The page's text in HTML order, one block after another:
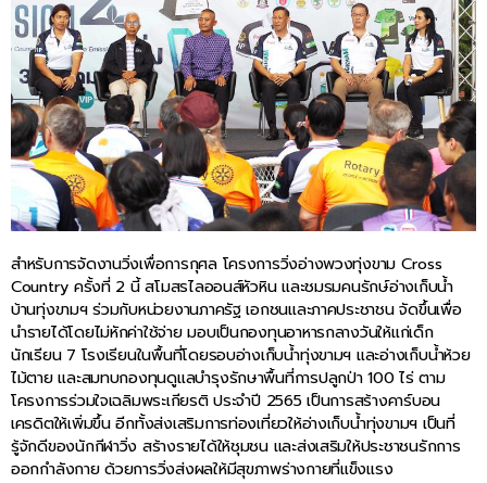
สำหรับการจัดงานวิ่งเพื่อการกุศล โครงการวิ่งอ่างพวงทุ่งขาม Cross
Country ครั้งที่ 2 นี้ สโมสรไลออนส์หัวหิน และชมรมคนรักษ์อ่างเก็บน้ำ
บ้านทุ่งขามฯ ร่วมกับหน่วยงานภาครัฐ เอกชนและภาคประชาชน จัดขึ้นเพื่อ
นำรายได้โดยไม่หักค่าใช้จ่าย มอบเป็นกองทุนอาหารกลางวันให้แก่เด็ก
นักเรียน 7 โรงเรียนในพื้นที่โดยรอบอ่างเก็บน้ำทุ่งขามฯ และอ่างเก็บน้ำห้วย
ไม้ตาย และสมทบกองทุนดูแลบำรุงรักษาพื้นที่การปลูกป่า 100 ไร่ ตาม
โครงการร่วมใจเฉลิมพระเกียรติ ประจำปี 2565 เป็นการสร้างคาร์บอน
เครดิตให้เพิ่มขึ้น อีกทั้งส่งเสริมการท่องเที่ยวให้อ่างเก็บน้ำทุ่งขามฯ เป็นที่
รู้จักดีของนักกีฬาวิ่ง สร้างรายได้ให้ชุมชน และส่งเสริมให้ประชาชนรักการ
ออกกำลังกาย ด้วยการวิ่งส่งผลให้มีสุขภาพร่างกายที่แข็งแรง